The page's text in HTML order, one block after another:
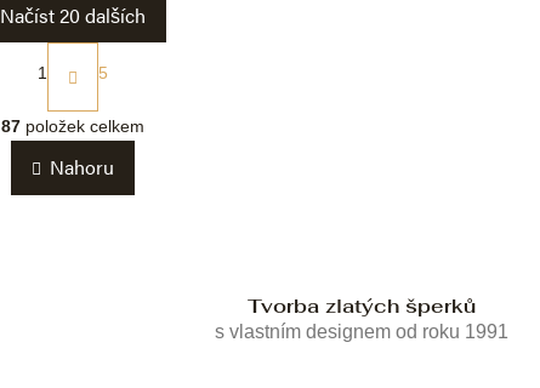
O
v
l
á
d
Načíst 20 dalších
S
t
á
n
k
o
v
1 5
87 položek celkem
Nahoru
Tvorba zlatých šperků
s vlastním designem od roku 1991